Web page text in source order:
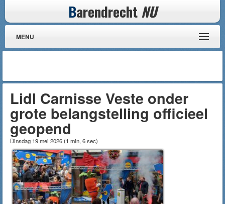
Barendrecht NU
MENU
Lidl Carnisse Veste onder
grote belangstelling officieel
geopend
Dinsdag 19 mei 2026(1 min, 6 sec)